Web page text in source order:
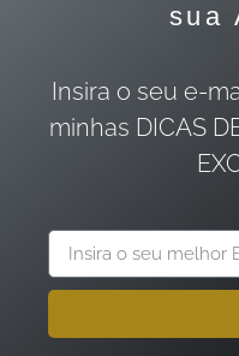
sua
Insira o seu e-
minhas DICAS